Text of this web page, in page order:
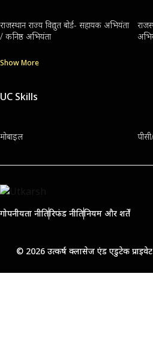
राजस्थान राज्य विद्युत बोर्ड- सहायक अभियंता
/ कनिष्ठ अभियंता
Show More
UC Skills
मोबाइल
गोपनीयता नीतिरिफंड नीतिनियम और शर्तें
© 2026 उत्कर्ष क्लासेज एंड एडुटेक